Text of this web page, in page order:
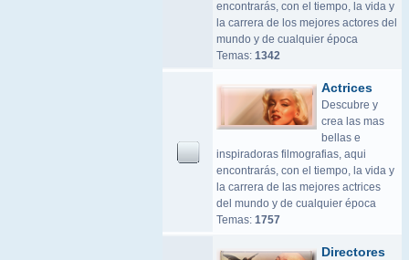
encontrarás, con el tiempo, la vida y
la carrera de los mejores actores del
mundo y de cualquier época
Temas: 1342
Actrices
Descubre y
crea las mas
bellas e
inspiradoras filmografias, aqui
encontrarás, con el tiempo, la vida y
la carrera de las mejores actrices
del mundo y de cualquier época
Temas: 1757
Directores